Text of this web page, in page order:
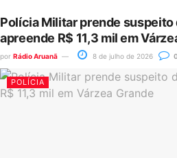
Polícia Militar prende
apreende R$ 11,3 mil em
por Rádio Aruanã 8 de julho de 2026
POLÍCIA